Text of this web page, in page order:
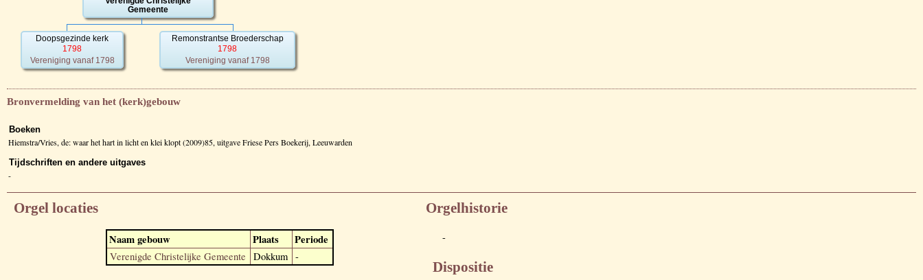
Gemeente
Doopsgezinde kerk
1798
Vereniging vanaf 1798
Remonstrantse Broederschap
1798
Vereniging vanaf 1798
Bronvermelding van het (kerk)gebouw
Boeken
Hiemstra/Vries, de: waar het hart in licht en klei klopt (2009)85, uitgave Friese Pers Boekerij, Leeuwarden
Tijdschriften en andere uitgaves
-
Orgel locaties
Naam gebouw Plaats Periode
Verenigde Christelijke Gemeente Dokkum -
Orgelhistorie
-
Dispositie